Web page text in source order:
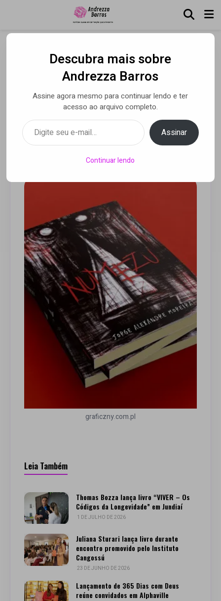
Jorge A. Moreira vence
ABERST e fica entre os
finalistas do JABUTI com
seu NUMEZU
Por Andrezza Barros• 16 nov 2020
graficzny.com.pl
Leia Também
Thomas Bozza lança livro “VIVER – Os
Códigos da Longevidade” em Jundiaí
1 DE JULHO DE 2026
Juliana Sturari lança livro durante
encontro promovido pelo Instituto
Cangossú
23 DE JUNHO DE 2026
Lançamento de 365 Dias com Deus
reúne convidados em Alphaville
Descubra mais sobre
Andrezza Barros
Assine agora mesmo para continuar lendo e ter
acesso ao arquivo completo.
Digite seu e-mail…
Assinar
Continuar lendo